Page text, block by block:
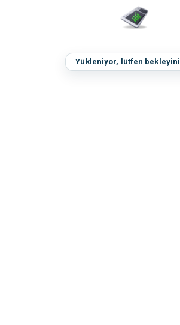
Yükleniyor, lütfen